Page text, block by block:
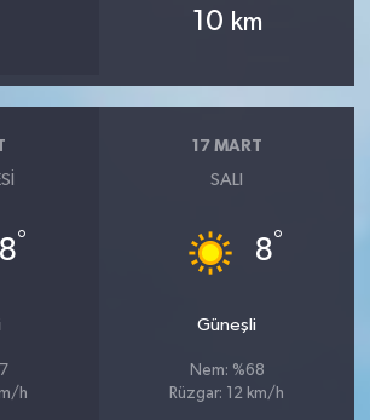
10 km
8°
h
17 MART
SALI
8°
Güneşli
Nem: %68
Rüzgar: 12 km/h